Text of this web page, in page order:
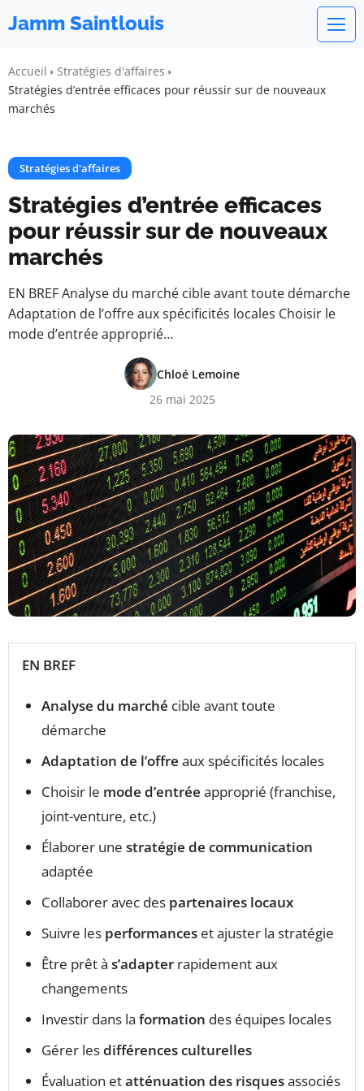
Jamm Saintlouis
Accueil
Stratégies d'affaires
Stratégies d’entrée efficaces pour réussir sur de nouveaux
marchés
Stratégies d'affaires
Stratégies d’entrée efficaces
pour réussir sur de nouveaux
marchés
EN BREF Analyse du marché cible avant toute démarche
Adaptation de l’offre aux spécificités locales Choisir le
mode d’entrée approprié…
Chloé Lemoine
26 mai 2025
EN BREF
Analyse du marché cible avant toute
démarche
Adaptation de l’offre aux spécificités locales
Choisir le mode d’entrée approprié (franchise,
joint-venture, etc.)
Élaborer une stratégie de communication
adaptée
Collaborer avec des partenaires locaux
Suivre les performances et ajuster la stratégie
Être prêt à s’adapter rapidement aux
changements
Investir dans la formation des équipes locales
Gérer lesdifférences culturelles
Évaluation etatténuation des risquesassociés